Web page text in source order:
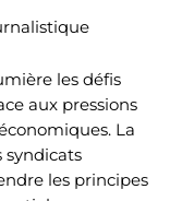
les défis
aux pressions
La
syndicats
les principes